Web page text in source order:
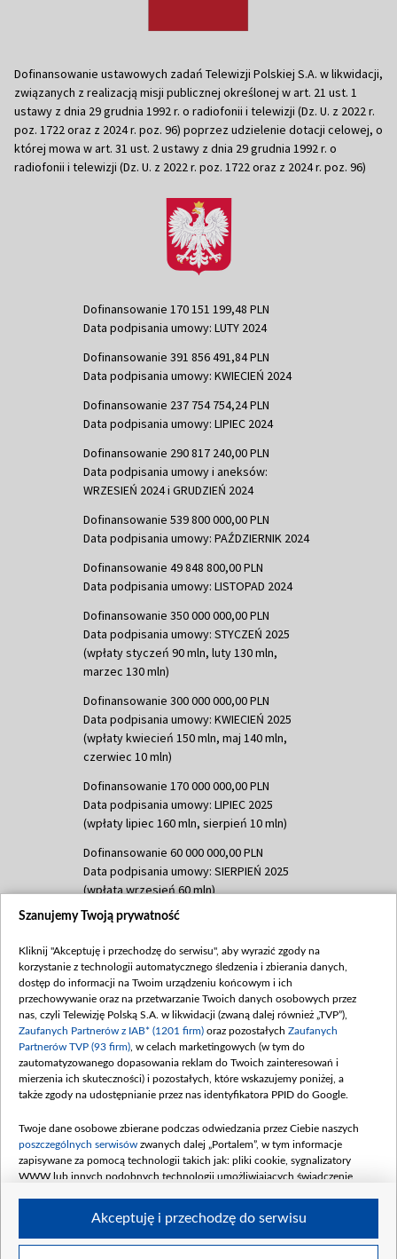
Dofinansowanie ustawowych zadań Telewizji Polskiej S.A. w likwidacji,
związanych z realizacją misji publicznej określonej w art. 21 ust. 1
ustawy z dnia 29 grudnia 1992 r. o radiofonii i telewizji (Dz. U. z 2022 r.
poz. 1722 oraz z 2024 r. poz. 96) poprzez udzielenie dotacji celowej, o
której mowa w art. 31 ust. 2 ustawy z dnia 29 grudnia 1992 r. o
radiofonii i telewizji (Dz. U. z 2022 r. poz. 1722 oraz z 2024 r. poz. 96)
Dofinansowanie 170 151 199,48 PLN
Data podpisania umowy: LUTY 2024
Dofinansowanie 391 856 491,84 PLN
Data podpisania umowy: KWIECIEŃ 2024
Dofinansowanie 237 754 754,24 PLN
Data podpisania umowy: LIPIEC 2024
Dofinansowanie 290 817 240,00 PLN
Data podpisania umowy i aneksów:
WRZESIEŃ 2024 i GRUDZIEŃ 2024
Dofinansowanie 539 800 000,00 PLN
Data podpisania umowy: PAŹDZIERNIK 2024
Dofinansowanie 49 848 800,00 PLN
Data podpisania umowy: LISTOPAD 2024
Dofinansowanie 350 000 000,00 PLN
Data podpisania umowy: STYCZEŃ 2025
(wpłaty styczeń 90 mln, luty 130 mln,
marzec 130 mln)
Dofinansowanie 300 000 000,00 PLN
Data podpisania umowy: KWIECIEŃ 2025
(wpłaty kwiecień 150 mln, maj 140 mln,
czerwiec 10 mln)
Dofinansowanie 170 000 000,00 PLN
Data podpisania umowy: LIPIEC 2025
(wpłaty lipiec 160 mln, sierpień 10 mln)
Dofinansowanie 60 000 000,00 PLN
Data podpisania umowy: SIERPIEŃ 2025
(wpłata wrzesień 60 mln)
Dofinansowanie 635 783 051,21 PLN
(wpłata wrzesień 100 mln, październik 350
mln, listopad 265 mln)
Dofinansowanie 48 862 000,00 PLN
Data podpisania umowy: GRUDZIEŃ 2025
(wpłata grudzień 60,548 mln)
Dofinansowanie 900 000 000,00 PLN
Data podpisania umowy: LUTY 2026 (wpłata
kwiecień 180 mln, 7 maja 180 mln, 8
czerwca 90 mln)
Dofinansowanie 250 000 000,00 PLN
4 sierpnia 250 mln
Szanujemy Twoją prywatność
Kliknij "Akceptuję i przechodzę do serwisu", aby wyrazić zgody na
korzystanie z technologii automatycznego śledzenia i zbierania danych,
dostęp do informacji na Twoim urządzeniu końcowym i ich
przechowywanie oraz na przetwarzanie Twoich danych osobowych przez
nas, czyli Telewizję Polską S.A. w likwidacji (zwaną dalej również „TVP”),
Zaufanych Partnerów z IAB* (1201 firm) oraz pozostałych Zaufanych
Partnerów TVP (93 firm) , w celach marketingowych (w tym do
zautomatyzowanego dopasowania reklam do Twoich zainteresowań i
mierzenia ich skuteczności) i pozostałych, które wskazujemy poniżej, a
także zgody na udostępnianie przez nas identyfikatora PPID do Google.
Twoje dane osobowe zbierane podczas odwiedzania przez Ciebie naszych
poszczególnych serwisów zwanych dalej „Portalem”, w tym informacje
zapisywane za pomocą technologii takich jak: pliki cookie, sygnalizatory
WWW lub innych podobnych technologii umożliwiających świadczenie
Akceptuję i przechodzę do serwisu